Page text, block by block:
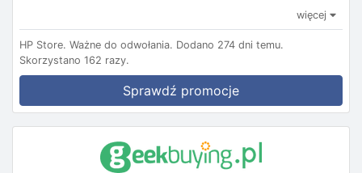
więcej
HP Store. Ważne do odwołania. Dodano 274 dni temu.
Skorzystano 162 razy.
Sprawdź promocje